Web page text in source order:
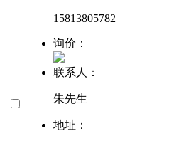
15813805782
询价：
联系人：
朱先生
地址：